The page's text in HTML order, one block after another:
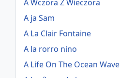
A Wczora Z Wieczora
A ja Sam
A La Clair Fontaine
A la rorro nino
A Life On The Ocean Wave